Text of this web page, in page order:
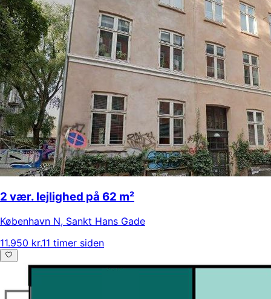
2 vær. lejlighed på 62 m²
København N, Sankt Hans Gade
11.950 kr.11 timer siden